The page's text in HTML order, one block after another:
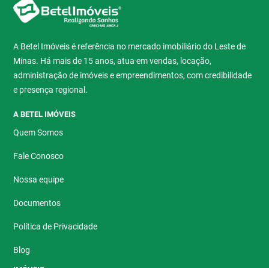
A Betel Imóveis é referência no mercado imobiliário do Leste de
Minas. Há mais de 15 anos, atua em vendas, locação,
administração de imóveis e empreendimentos, com credibilidade
e presença regional.
A BETEL IMÓVEIS
Quem Somos
Fale Conosco
Nossa equipe
Documentos
Política de Privacidade
Blog